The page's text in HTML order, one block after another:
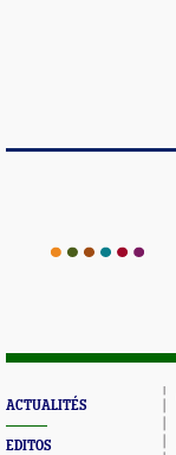
ACTUALITÉS
EDITOS